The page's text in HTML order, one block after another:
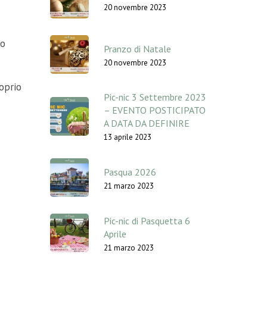
20 novembre 2023
Pranzo di Natale
20 novembre 2023
Pic-nic 3 Settembre 2023
– EVENTO POSTICIPATO
A DATA DA DEFINIRE
13 aprile 2023
Pasqua 2026
21 marzo 2023
Pic-nic di Pasquetta 6
Aprile
21 marzo 2023